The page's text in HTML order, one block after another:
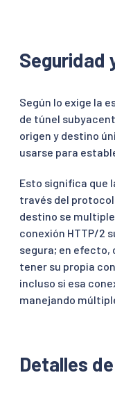
Seguridad
Según lo exige la
de túnel
origen y destino
usarse para
Esto significa que
través del
destino se
conexión HTTP/2
segura; en efecto,
tener su propia
incluso si esa
manejando
Detalles